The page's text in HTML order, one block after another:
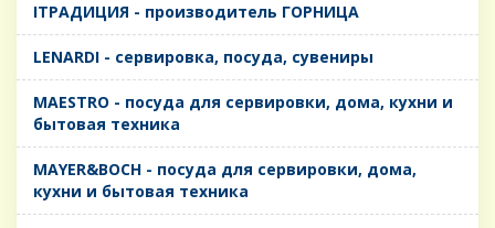
IТРАДИЦИЯ - производитель ГОРНИЦА
LENARDI - сервировка, посуда, сувениры
MAESTRO - посуда для сервировки, дома, кухни и
бытовая техника
MAYER&BOCH - посуда для сервировки, дома,
кухни и бытовая техника